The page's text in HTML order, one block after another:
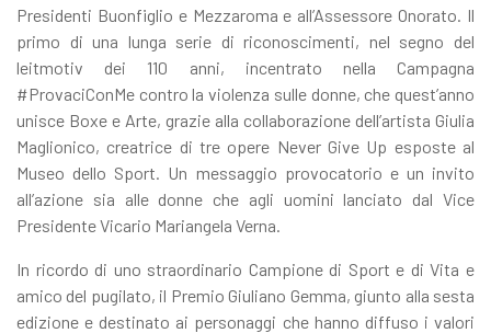
Presidenti Buonfiglio e Mezzaroma e all’Assessore Onorato. Il
primo di una lunga serie di riconoscimenti, nel segno del
leitmotiv dei 110 anni, incentrato nella Campagna
#ProvaciConMe contro la violenza sulle donne, che quest’anno
unisce Boxe e Arte, grazie alla collaborazione dell’artista Giulia
Maglionico, creatrice di tre opere Never Give Up esposte al
Museo dello Sport. Un messaggio provocatorio e un invito
all’azione sia alle donne che agli uomini lanciato dal Vice
Presidente Vicario Mariangela Verna.
In ricordo di uno straordinario Campione di Sport e di Vita e
amico del pugilato, il Premio Giuliano Gemma, giunto alla sesta
edizione e destinato ai personaggi che hanno diffuso i valori